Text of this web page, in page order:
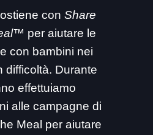
conShare
per aiutare le
con bambini nei
difficoltà. Durante
effettuiamo
alle campagne di
Meal per aiutare